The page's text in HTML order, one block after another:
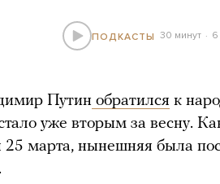
ПОДКАСТЫ 30 минут 6
Путин обратился к
уже вторым за весну.
25 марта, нынешняя была